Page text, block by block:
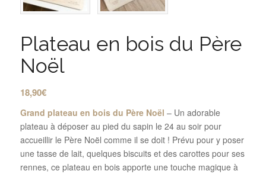
Plateau en bois du Père
Noël
18,90€
Grand plateau en bois du Père Noël – Un adorable
plateau à déposer au pied du sapin le 24 au soir pour
accueillir le Père Noël comme il se doit ! Prévu pour y poser
une tasse de lait, quelques biscuits et des carottes pour ses
rennes, ce plateau en bois apporte une touche magique à